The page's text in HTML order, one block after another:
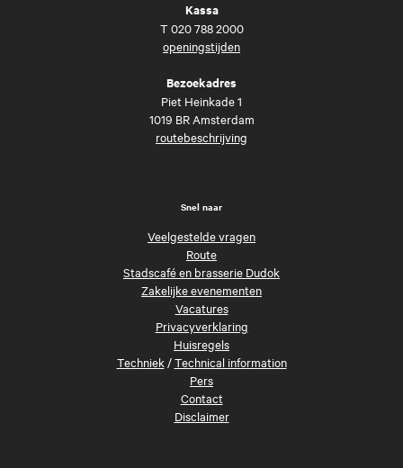
Kassa
T 020 788 2000
openingstijden
Bezoekadres
Piet Heinkade 1
1019 BR Amsterdam
routebeschrijving
Snel naar
Veelgestelde vragen
Route
Stadscafé en brasserie Dudok
Zakelijke evenementen
Vacatures
Privacyverklaring
Huisregels
Techniek/Technical information
Pers
Contact
Disclaimer